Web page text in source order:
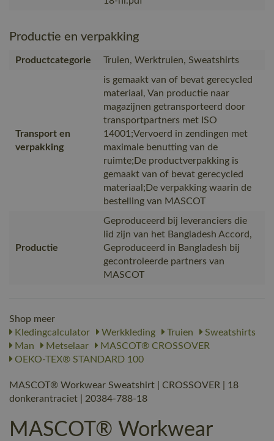
Productie en verpakking
Productcategorie Truien, Werktruien, Sweatshirts
Transport en
verpakking
is gemaakt van of bevat gerecycled
materiaal, Van productie naar
magazijnen getransporteerd door
transportpartners met ISO
14001;Vervoerd in zendingen met
maximale benutting van de
ruimte;De productverpakking is
gemaakt van of bevat gerecycled
materiaal;De verpakking waarin de
bestelling van MASCOT
Productie
Geproduceerd bij leveranciers die
lid zijn van het Bangladesh Accord,
Geproduceerd in Bangladesh bij
gecontroleerde partners van
MASCOT
Shop meer
Kledingcalculator
Werkkleding Truien
Sweatshirts
Man
Metselaar
MASCOT® CROSSOVER
OEKO-TEX® STANDARD 100
MASCOT® Workwear Sweatshirt | CROSSOVER | 18
donkerantraciet | 20384-788-18
MASCOT® Workwear